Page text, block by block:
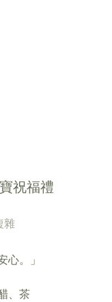
祝福禮
雜
心。」
、茶